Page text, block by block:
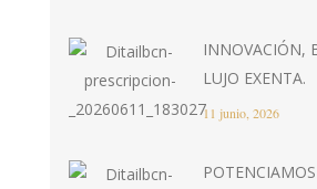
INNOVACIÓN,
LUJO EXENTA.
11 junio, 2026